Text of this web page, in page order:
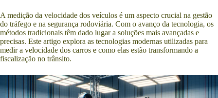
A medição da velocidade dos veículos é um aspecto crucial na gestão
do tráfego e na segurança rodoviária. Com o avanço da tecnologia, os
métodos tradicionais têm dado lugar a soluções mais avançadas e
precisas. Este artigo explora as tecnologias modernas utilizadas para
medir a velocidade dos carros e como elas estão transformando a
fiscalização no trânsito.